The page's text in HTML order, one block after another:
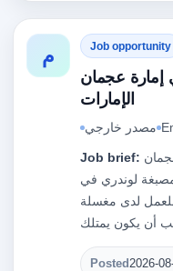
م Job opportunity
عجمان
الإمارات
مصدر خارجي
Job brief:
لوندري في
للعمل لدى مغسلة
Posted2026-